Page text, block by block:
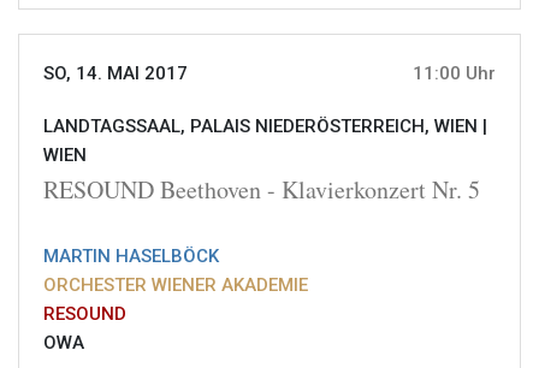
SO, 14. MAI 2017 11:00 Uhr
LANDTAGSSAAL, PALAIS NIEDERÖSTERREICH, WIEN |
WIEN
RESOUND Beethoven - Klavierkonzert Nr. 5
MARTIN HASELBÖCK
ORCHESTER WIENER AKADEMIE
RESOUND
OWA